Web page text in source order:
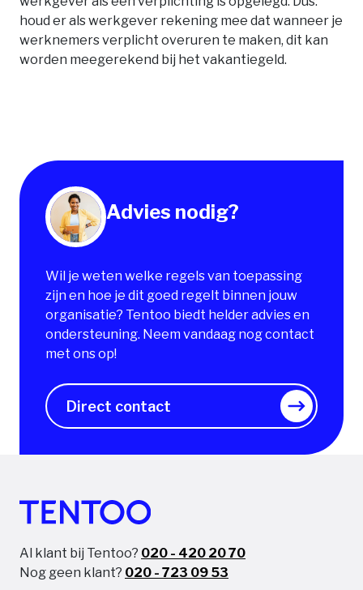
houd er als werkgever rekening mee dat wanneer je
werknemers verplicht overuren te maken, dit kan
worden meegerekend bij het vakantiegeld.
Advies nodig?
Wil je weten welke regels van toepassing
zijn en hoe je dit goed regelt binnen jouw
organisatie? Tentoo biedt helder advies en
ondersteuning. Neem vandaag nog contact
met ons op!
Direct contact
Al klant bij Tentoo? 020 - 420 20 70
Nog geen klant? 020 - 723 09 53